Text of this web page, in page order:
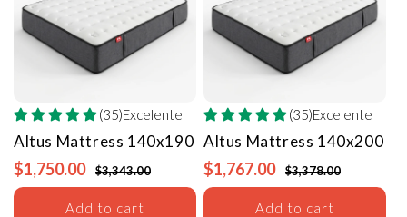
(35)Excelente
Altus Mattress 140x190
$1,750.00 $3,343.00
Add to cart
(35)Excelente
Altus Mattress 140x200
$1,767.00 $3,378.00
Add to cart